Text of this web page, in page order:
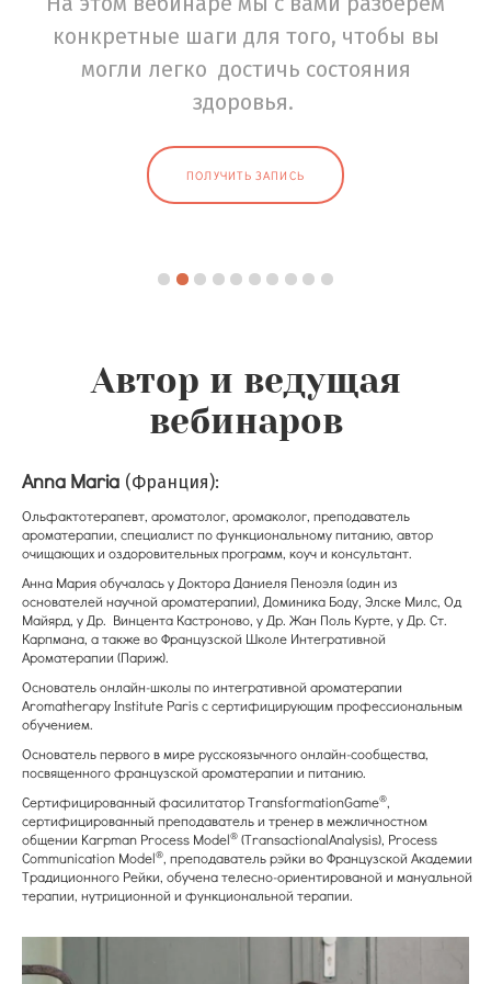
конкретные шаги для того, чтобы вы
могли легко достичь состояния
здоровья.
ПОЛУЧИТЬ ЗАПИСЬ
Автор и ведущая
вебинаров
Anna Maria (Франция):
Ольфактотерапевт, ароматолог, аромаколог, преподаватель
ароматерапии, специалист по функциональному питанию, автор
очищающих и оздоровительных программ, коуч и консультант.
Анна Мария обучалась у Доктора Даниеля Пеноэля (один из
основателей научной ароматерапии), Доминика Боду, Элске Милс, Од
Майярд, у Др. Винцента Кастроново, у Др. Жан Поль Курте, у Др. Ст.
Карпмана, а также во Французской Школе Интегративной
Ароматерапии (Париж).
Основатель онлайн-школы по интегративной ароматерапии
Aromatherapy Institute Paris с сертифицирующим профессиональным
обучением.
Основатель первого в мире русскоязычного онлайн-сообщества,
посвященного французской ароматерапии и питанию.
Сертифицированный фасилитатор TransformationGame®,
сертифицированный преподаватель и тренер в межличностном
общении Karpman Process Model® (TransactionalAnalysis), Process
Communication Model®, преподаватель рэйки во Французской Академии
Традиционного Рейки, обучена телесно-ориентированой и мануальной
терапии, нутриционной и функциональной терапии.